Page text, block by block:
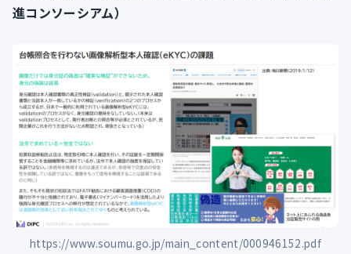
進コンソーシアム）
https://www.soumu.go.jp/main_content/000946152.pdf